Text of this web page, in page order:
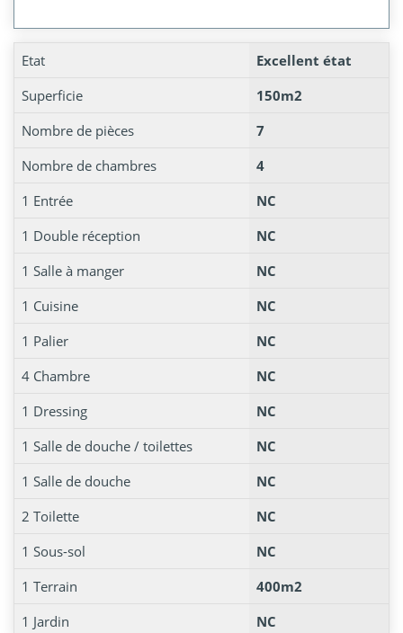
Etat
Excellent état
Superficie
150m2
Nombre de pièces
7
Nombre de chambres
4
1 Entrée
NC
1 Double réception
NC
1 Salle à manger
NC
1 Cuisine
NC
1 Palier
NC
4 Chambre
NC
1 Dressing
NC
1 Salle de douche / toilettes
NC
1 Salle de douche
NC
2 Toilette
NC
1 Sous-sol
NC
1 Terrain
400m2
1 Jardin
NC